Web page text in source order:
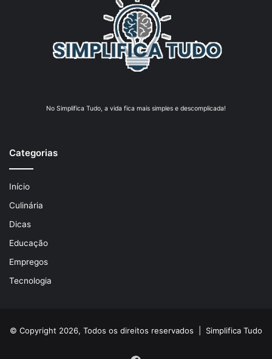
No Simplifica Tudo, a vida fica mais simples e descomplicada!
Categorias
Início
Culinária
Dicas
Educação
Empregos
Tecnologia
© Copyright 2026, Todos os direitos reservados | Simplifica Tudo